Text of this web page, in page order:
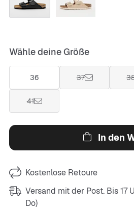
Wähle deine Größe
36 37
41
In den
Kostenlose Retoure
Versand mit der Post. Bis 17
Do)